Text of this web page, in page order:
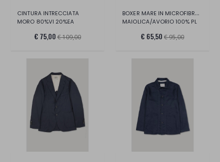
CINTURA INTRECCIATA
MORO 80%VI 20%EA
€ 75,00 € 109,00
BOXER MARE IN MICROFIBRA STAMPA MAIOLICA
MAIOLICA/AVORIO 100% PL
€ 65,50 € 95,00